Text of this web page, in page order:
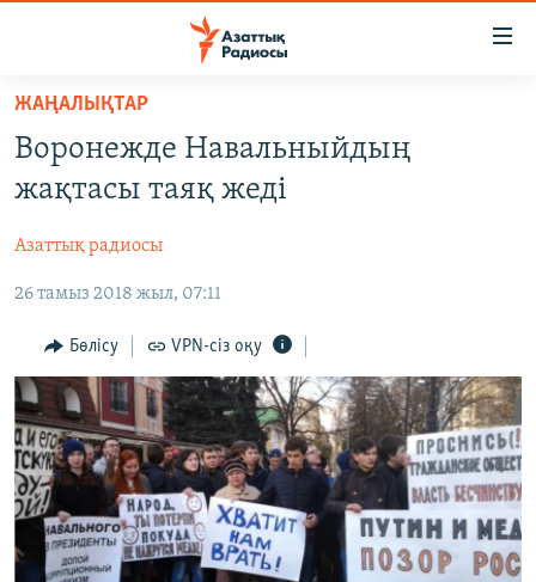
Skip
main
content
to
Navigation
Search
САЯСАТ
ҚАҢТАР ОҚИҒАСЫ
АДАМ ҚҰҚЫҚТАРЫ
ӘЛЕУМЕТ
ӘЛЕМ
АРНАЙЫ ЖОБАЛАР
Русский
ЖАЗЫЛЫҢЫЗ
ЖАҢАЛЫҚТАР
Воронежде Навальныйдың
жақтасы таяқ жеді
Азаттық радиосы
26 тамыз 2018 жыл, 07:11
Бөлісу VPN-сіз оқу